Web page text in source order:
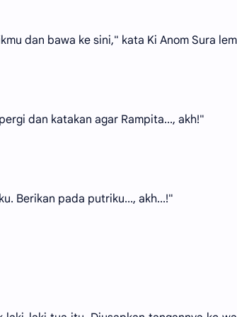
dan bawa ke sini," kata Ki Anom Sura
dan katakan agar Rampita..., akh!"
Berikan pada putriku..., akh...!"